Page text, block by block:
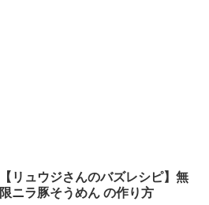
【リュウジさんのバズレシピ】無
限ニラ豚そうめん の作り方